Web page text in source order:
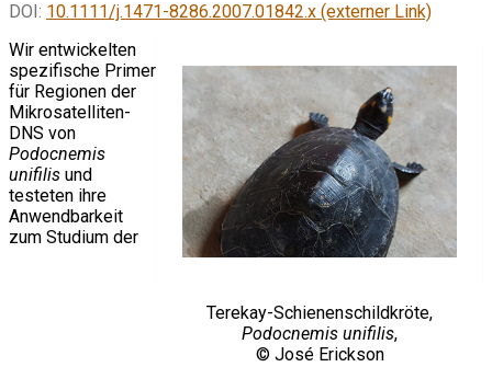
DOI: 10.1111/j.1471-8286.2007.01842.x (externer Link)
Terekay-Schienenschildkröte,
Podocnemis unifilis,
© José Erickson
Wir entwickelten
spezifische Primer
für Regionen der
Mikrosatelliten-
DNS von
Podocnemis
unifilis und
testeten ihre
Anwendbarkeit
zum Studium der